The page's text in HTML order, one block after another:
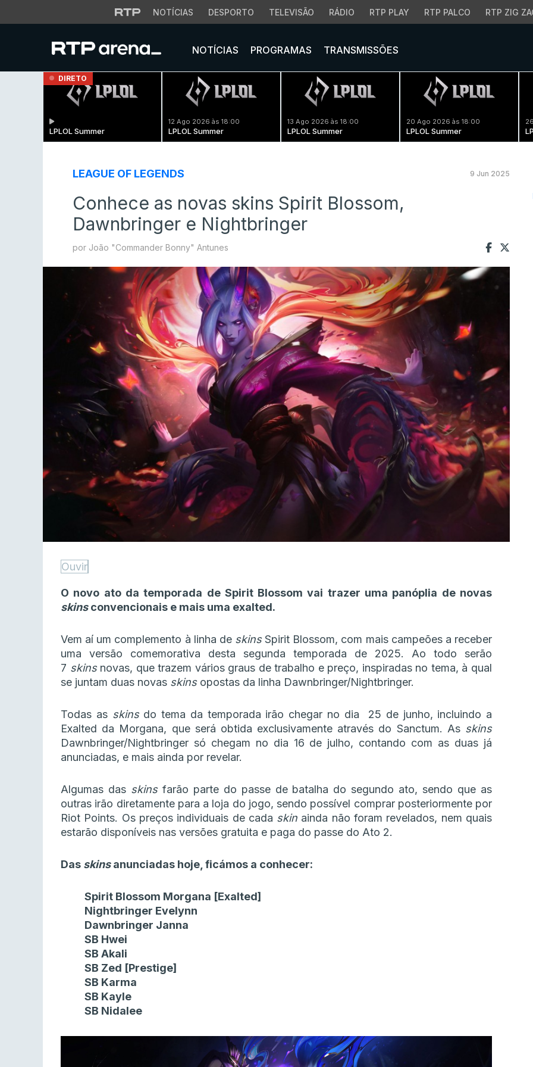
NOTÍCIAS DESPORTO TELEVISÃO RÁDIO RTP PLAY RTP PALCO RTP ZIG
NOTÍCIAS PROGRAMAS TRANSMISSÕES
DIRETO
LPLOL Summer
12 Ago 2026 às 18:00
LPLOL Summer
13 Ago 2026 às 18:00
LPLOL Summer
20 Ago 2026 às 18:00
LPLOL Summer
LEAGUE OF LEGENDS 9 Jun 2025
Conhece as novas skins Spirit Blossom,
Dawnbringer e Nightbringer
por João "Commander Bonny" Antunes
Ouvir
O novo ato da temporada de Spirit Blossom vai trazer uma panóplia de novas
skinsconvencionais e mais uma exalted.
Vem aí um complemento à linha de skinsSpirit Blossom, com mais campeões a receber
uma versão comemorativa desta segunda temporada de 2025. Ao todo serão
7 skins novas, que trazem vários graus de trabalho e preço, inspiradas no tema, à qual
se juntam duas novas skinsopostas da linha Dawnbringer/Nightbringer.
Todas as skinsdo tema da temporada irão chegar no dia 25 de junho, incluindo a
Exalted da Morgana, que será obtida exclusivamente através do Sanctum. As skins
Dawnbringer/Nightbringer só chegam no dia 16 de julho, contando com as duas já
anunciadas, e mais ainda por revelar.
Algumas das skinsfarão parte do passe de batalha do segundo ato, sendo que as
outras irão diretamente para a loja do jogo, sendo possível comprar posteriormente por
Riot Points. Os preços individuais de cada skin ainda não foram revelados, nem quais
estarão disponíveis nas versões gratuita e paga do passe do Ato 2.
Das skinsanunciadas hoje, ficámos a conhecer:
Spirit Blossom Morgana [Exalted]
Nightbringer Evelynn
Dawnbringer Janna
SB Hwei
SB Akali
SB Zed [Prestige]
SB Karma
SB Kayle
SB Nidalee